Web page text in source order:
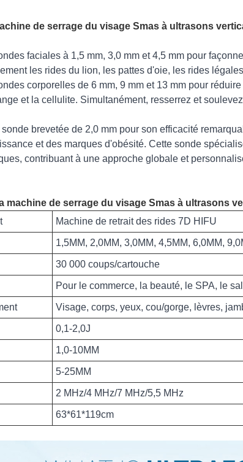
de serrage du visage Smas à ultrasons
faciales à 1,5 mm, 3,0 mm et 4,5 mm pour
les rides du lion, les pattes d'oie, les rides
corporelles de 6 mm, 9 mm et 13 mm pour
et la cellulite. Simultanément, resserrez et
brevetée de 2,0 mm pour son efficacité
et des marques d'obésité. Cette sonde
contribuant à une approche globale et
machine de serrage du visage Smas à ultrasons
Machine de retrait des rides 7D HIFU
1,5MM, 2,0MM, 3,0MM, 4,5MM, 6,0MM,
30 000 coups/cartouche
Pour le commerce, la beauté, le SPA, le
Visage, corps, yeux, cou/gorge, lèvres,
0,1-2,0J
1,0-10MM
5-25MM
2 MHz/4 MHz/7 MHz/5,5 MHz
63*61*119cm